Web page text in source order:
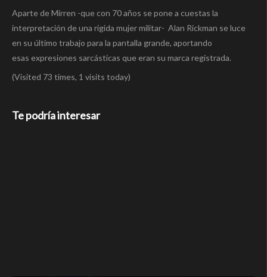
Aparte de Mirren -que con 70 años se pone a cuestas la
interpretación de una rígida mujer militar- Alan Rickman se luce
en su último trabajo para la pantalla grande, aportando
esas expresiones sarcásticas que eran su marca registrada.
(Visited 73 times, 1 visits today)
Te podría interesar